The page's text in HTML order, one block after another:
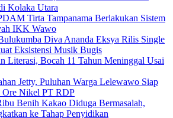
Kolaka Utara
Tirta Tampanama Berlakukan Sistem
IKK Wawo
Diva Ananda Eksya Rilis Single
Eksistensi Musik Bugis
Literasi, Bocah 11 Tahun Meninggal Usai
Jetty, Puluhan Warga Lelewawo Siap
Ore Nikel PT RDP
Benih Kakao Diduga Bermasalah,
ke Tahap Penyidikan